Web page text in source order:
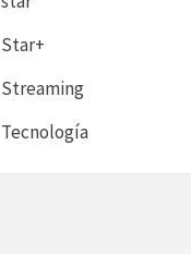
Star+
Streaming
Tecnología